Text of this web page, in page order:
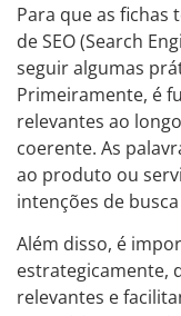
Para que as fichas
de SEO (Search
seguir algumas
Primeiramente, é
relevantes ao
coerente. As
ao produto ou
intenções de
Além disso, é
estrategicamente,
relevantes e